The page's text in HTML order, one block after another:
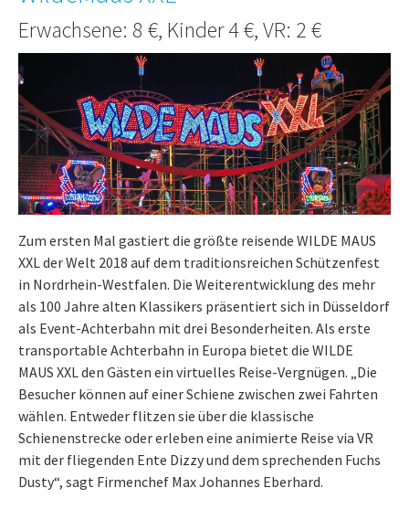
Erwachsene: 8 €, Kinder 4 €, VR: 2 €
Zum ersten Mal gastiert die größte reisende WILDE MAUS
XXL der Welt 2018 auf dem traditionsreichen Schützenfest
in Nordrhein-Westfalen. Die Weiterentwicklung des mehr
als 100 Jahre alten Klassikers präsentiert sich in Düsseldorf
als Event-Achterbahn mit drei Besonderheiten. Als erste
transportable Achterbahn in Europa bietet die WILDE
MAUS XXL den Gästen ein virtuelles Reise-Vergnügen. „Die
Besucher können auf einer Schiene zwischen zwei Fahrten
wählen. Entweder flitzen sie über die klassische
Schienenstrecke oder erleben eine animierte Reise via VR
mit der fliegenden Ente Dizzy und dem sprechenden Fuchs
Dusty“, sagt Firmenchef Max Johannes Eberhard.